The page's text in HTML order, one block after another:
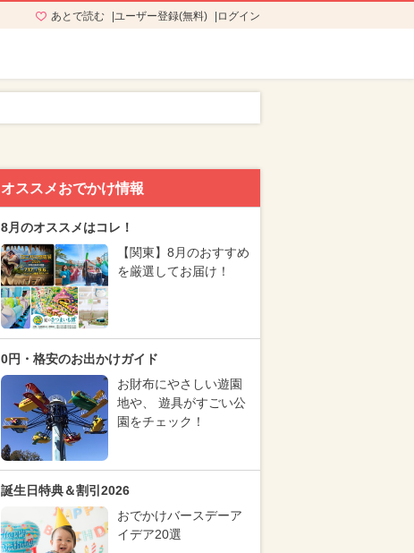
あとで読む ユーザー登録(無料) ログイン
オススメおでかけ情報
8月のオススメはコレ！
【関東】8月のおすすめ
を厳選してお届け！
0円・格安のお出かけガイド
お財布にやさしい遊園
地や、 遊具がすごい公
園をチェック！
誕生日特典＆割引2026
おでかけバースデーア
イデア20選